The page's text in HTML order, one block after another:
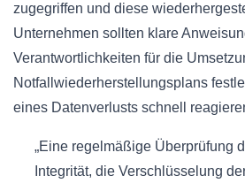
zugegriffen und diese
Unternehmen sollten klare
Verantwortlichkeiten für die
Notfallwiederherstellungsplans
eines Datenverlusts schnell
„Eine regelmäßige Überprüfung
Integrität, die Verschlüsselung